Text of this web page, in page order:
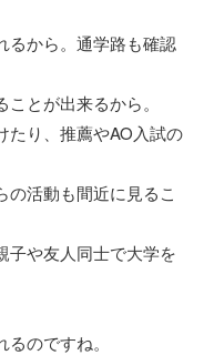
から。通学路も確認
とが出来るから。
り、推薦やAO入試の
活動も間近に見るこ
や友人同士で大学を
のですね。